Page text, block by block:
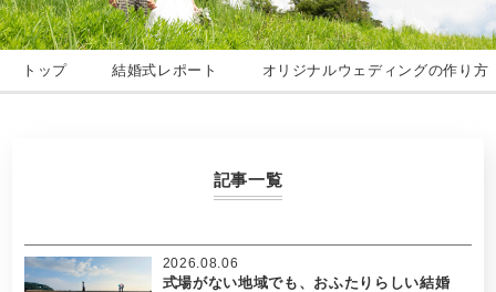
トップ 結婚式レポート オリジナルウェディングの作り方
記事一覧
式場がない地域でも、おふたりらしい結婚
2026.08.06